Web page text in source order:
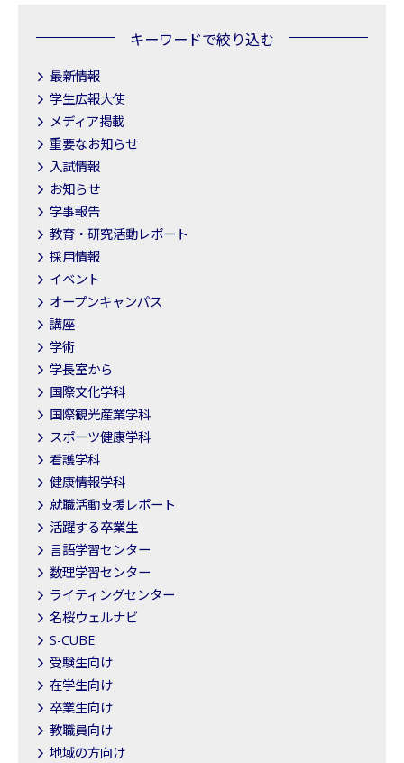
キーワードで絞り込む
最新情報
学生広報大使
メディア掲載
重要なお知らせ
入試情報
お知らせ
学事報告
教育・研究活動レポート
採用情報
イベント
オープンキャンパス
講座
学術
学長室から
国際文化学科
国際観光産業学科
スポーツ健康学科
看護学科
健康情報学科
就職活動支援レポート
活躍する卒業生
言語学習センター
数理学習センター
ライティングセンター
名桜ウェルナビ
S-CUBE
受験生向け
在学生向け
卒業生向け
教職員向け
地域の方向け